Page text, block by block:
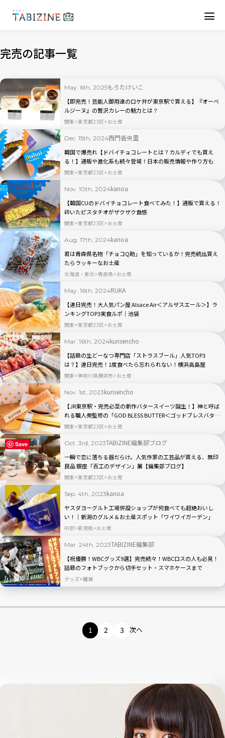
完売の記事一覧
May. 6th, 2025もろたけいこ
【即完売！芸能人御用達のロケ弁が東京駅で買える】『オーベ
ルジーヌ』の贅沢カレーの魅力とは？
関東 東京都23区 お土産
Dec. 15th, 2024西門香央里
韓国で爆売れ【ドバイチョコレートとは？カルディでも買え
る！】通販や進化系も続々登場！日本の販売情報や作り方も
関東 東京都23区 お土産
Nov. 10th, 2024kanoa
【韓国CUのドバイチョコレート食べてみた！】通販で買える！
砕いたピスタチオがザクザク食感
関東 東京都23区 お土産
Aug. 17th, 2024kanoa
君は青森県名物「チョコQ助」を知っているか！完売続出買え
たらラッキーなお土産
北海道・東北 青森県 お土産
May. 16th, 2024RUKA
【連日完売！大人気パン屋 Alsace Air＜アルザスエール＞】ラ
ンキングTOP3実食ルポ｜池袋
関東 東京都23区 お土産
Mar. 16th, 2024kurisencho
【話題の生どーなつ専門店「ストラスブール」人気TOP3
は？】連日完売！1度食べたら忘れられない！横浜高島屋
関東 神奈川県横浜市 お土産
Nov. 1st, 2023kurisencho
【JR東京駅・完売必至の新作バタースイーツ誕生！】神と呼ば
れる職人衆監修の「GOD BLESS BUTTER＜ゴッドブレスバター
＞」実食ルポ｜グランスタ東京
関東 東京都23区 お土産
Oct. 3rd, 2023TABIZINE編集部ブログ
一瞬で恋に落ちる器だらけ。人気作家の工芸品が買える、無印
良品 銀座「百工のデザイン」展【編集部ブログ】
関東 東京都23区 お土産
Sep. 4th, 2023kanoa
ヤスダヨーグルト工場併設ショップが何食べても超絶おいし
い！｜新潟のグルメ＆お土産スポット「ワイワイガーデン」
中部 新潟県 お土産
Mar. 24th, 2023TABIZINE編集部
【祝優勝！WBCグッズ9選】完売続々！WBCロスの人も必見！
話題のフォトブックから切手セット・スマホケースまで
グッズ 雑貨
1 2 3 次へ
Save